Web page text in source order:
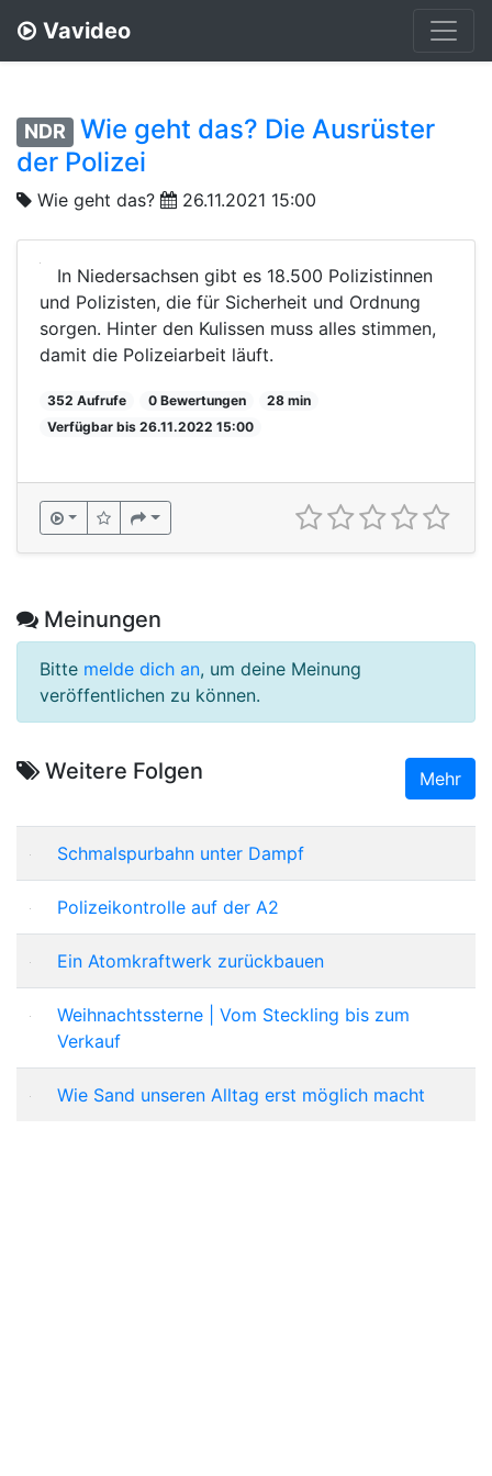
Vavideo
NDR
Wie geht das? Die Ausrüster
der Polizei
Wie geht das? 26.11.2021 15:00
In Niedersachsen gibt es 18.500 Polizistinnen
und Polizisten, die für Sicherheit und Ordnung
sorgen. Hinter den Kulissen muss alles stimmen,
damit die Polizeiarbeit läuft.
352 Aufrufe 0 Bewertungen
28 min
Verfügbar bis 26.11.2022 15:00
Meinungen
Bitte melde dich an, um deine Meinung
veröffentlichen zu können.
Weitere Folgen Mehr
Schmalspurbahn unter Dampf
Polizeikontrolle auf der A2
Ein Atomkraftwerk zurückbauen
Weihnachtssterne | Vom Steckling bis zum
Verkauf
Wie Sand unseren Alltag erst möglich macht